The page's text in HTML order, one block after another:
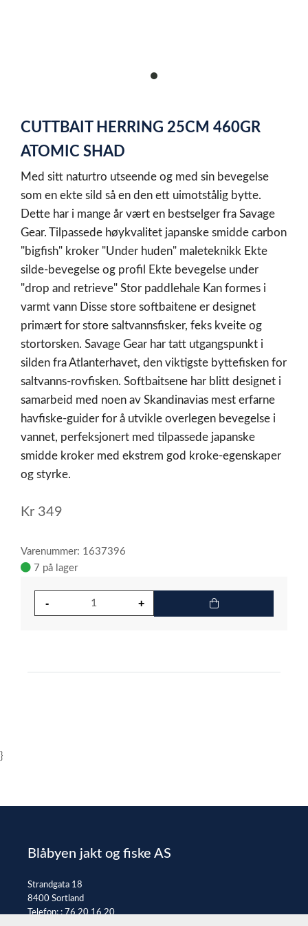
item
of
1
CUTTBAIT HERRING 25CM 460GR
ATOMIC SHAD
Med sitt naturtro utseende og med sin bevegelse
som en ekte sild så en den ett uimotstålig bytte.
Dette har i mange år vært en bestselger fra Savage
Gear. Tilpassede høykvalitet japanske smidde carbon
"bigfish" kroker "Under huden" maleteknikk Ekte
silde-bevegelse og profil Ekte bevegelse under
"drop and retrieve" Stor paddlehale Kan formes i
varmt vann Disse store softbaitene er designet
primært for store saltvannsfisker, feks kveite og
stortorsken. Savage Gear har tatt utgangspunkt i
silden fra Atlanterhavet, den viktigste byttefisken for
saltvanns-rovfisken. Softbaitsene har blitt designet i
samarbeid med noen av Skandinavias mest erfarne
havfiske-guider for å utvikle overlegen bevegelse i
vannet, perfeksjonert med tilpassede japanske
smidde kroker med ekstrem god kroke-egenskaper
og styrke.
Kr 349
Varenummer: 1637396
7 på lager
}
Blåbyen jakt og fiske AS
Strandgata 18
8400 Sortland
Telefon: :76 20 16 20